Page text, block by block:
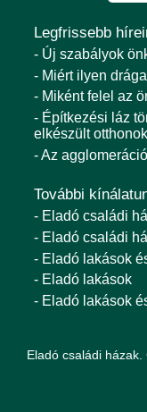
Legfrissebb
- Új szabályok
- Miért ilyen
- Miként felel az
- Építkezési láz
elkészült
- Az
További
- Eladó családi
- Eladó családi
- Eladó lakások
- Eladó lakások
- Eladó lakások
Eladó családi